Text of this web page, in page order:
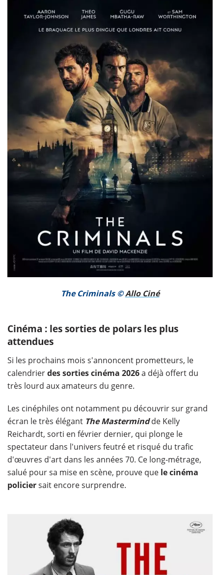
The Criminals ©Allo Ciné
Cinéma : les sorties de polars les plus
attendues
Si les prochains mois s'annoncent prometteurs, le
calendrierdes sorties cinéma 2026a déjà offert du
très lourd aux amateurs du genre.
Les cinéphiles ont notamment pu découvrir sur grand
écran le très élégant The Mastermind de Kelly
Reichardt, sorti en février dernier, qui plonge le
spectateur dans l'univers feutré et risqué du trafic
d'œuvres d'art dans les années 70. Ce long-métrage,
salué pour sa mise en scène, prouve que le cinéma
policiersait encore surprendre.